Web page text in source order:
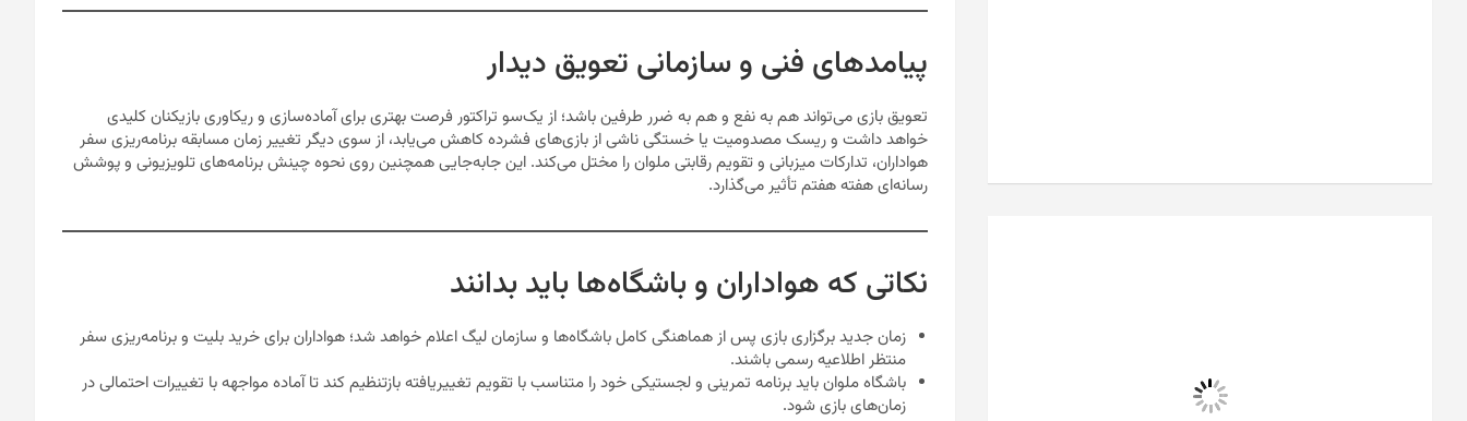
پیامدهای فنی و سازمانی تعویق دیدار
تعویق بازی می‌تواند هم به نفع و هم به ضرر طرفین باشد؛ از یک‌سو تراکتور فرصت بهتری برای آماده‌سازی و ریکاوری بازیکنان کلیدی
خواهد داشت و ریسک مصدومیت یا خستگی ناشی از بازی‌های فشرده کاهش می‌یابد، از سوی دیگر تغییر زمان مسابقه برنامه‌ریزی سفر
هواداران، تدارکات میزبانی و تقویم رقابتی ملوان را مختل می‌کند. این جابه‌جایی همچنین روی نحوه چینش برنامه‌های تلویزیونی و پوشش
رسانه‌ای هفته هفتم تأثیر می‌گذارد.
نکاتی که هواداران و باشگاه‌ها باید بدانند
زمان جدید برگزاری بازی پس از هماهنگی کامل باشگاه‌ها و سازمان لیگ اعلام خواهد شد؛ هواداران برای خرید بلیت و برنامه‌ریزی سفر
منتظر اطلاعیه رسمی باشند.
باشگاه ملوان باید برنامه تمرینی و لجستیکی خود را متناسب با تقویم تغییر‌یافته بازتنظیم کند تا آماده مواجهه با تغییرات احتمالی در
زمان‌های بازی شود.